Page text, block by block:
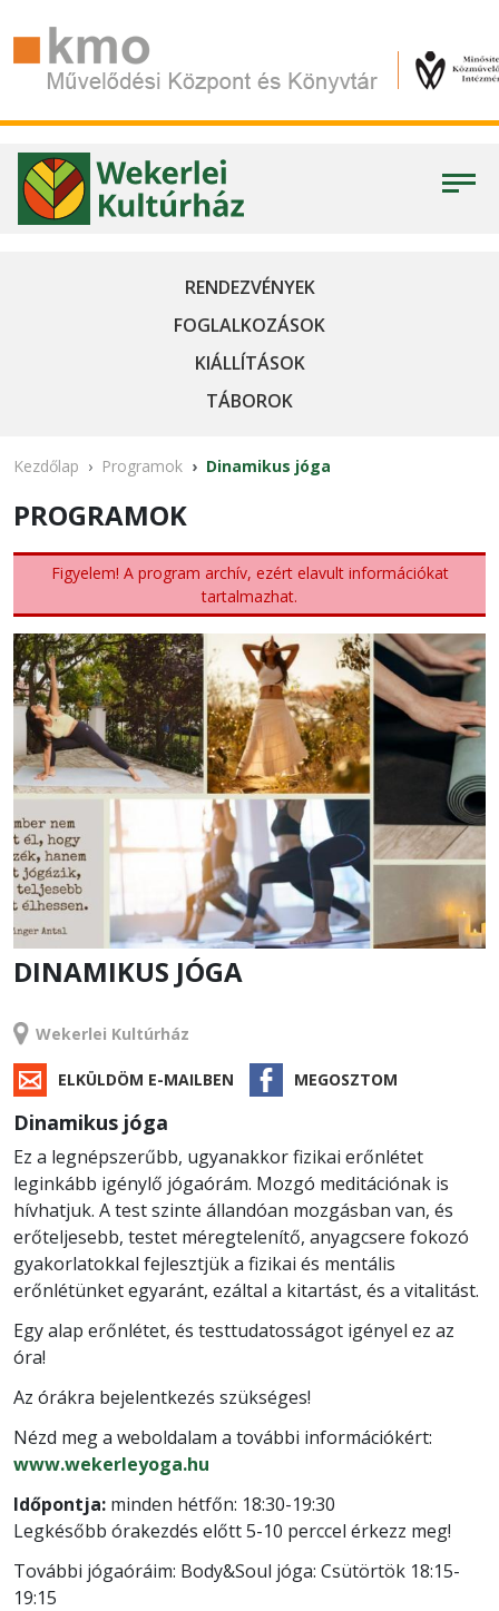
RENDEZVÉNYEK
FOGLALKOZÁSOK
KIÁLLÍTÁSOK
TÁBOROK
Kezdőlap Programok Dinamikus jóga
PROGRAMOK
Figyelem! A program archív, ezért elavult információkat
tartalmazhat.
DINAMIKUS JÓGA
Wekerlei Kultúrház
ELKÜLDÖM E-MAILBEN MEGOSZTOM
Dinamikus jóga
Ez a legnépszerűbb, ugyanakkor fizikai erőnlétet
leginkább igénylő jógaórám. Mozgó meditációnak is
hívhatjuk. A test szinte állandóan mozgásban van, és
erőteljesebb, testet méregtelenítő, anyagcsere fokozó
gyakorlatokkal fejlesztjük a fizikai és mentális
erőnlétünket egyaránt, ezáltal a kitartást, és a vitalitást.
Egy alap erőnlétet, és testtudatosságot igényel ez az
óra!
Az órákra bejelentkezés szükséges!
Nézd meg a weboldalam a további információkért:
www.wekerleyoga.hu
Időpontja: minden hétfőn: 18:30-19:30
Legkésőbb órakezdés előtt 5-10 perccel érkezz meg!
További jógaóráim: Body&Soul jóga: Csütörtök 18:15-
19:15